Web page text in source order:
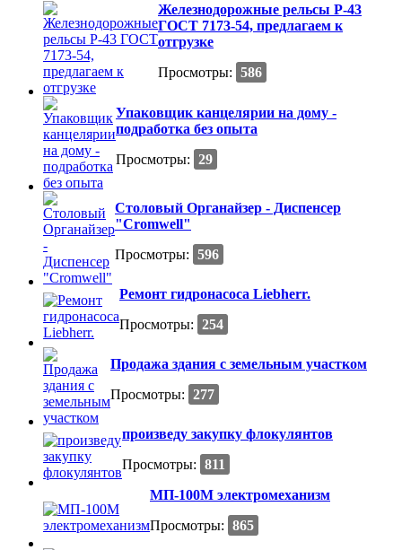
Железнодорожные рельсы Р-43
ГОСТ 7173-54, предлагаем к
отгрузке
Просмотры: 586
Упаковщик канцелярии на дому -
подработка без опыта
Просмотры: 29
Столовый Органайзер - Диспенсер
"Cromwell"
Просмотры: 596
Ремонт гидронасоса Liebherr.
Просмотры: 254
Продажа здания с земельным участком
Просмотры: 277
произведу закупку флокулянтов
Просмотры: 811
МП-100М электромеханизм
Просмотры: 865